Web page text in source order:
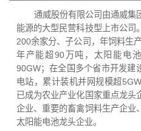
通威股份有限公司由通威集
能源的大型民营科技型上市公司
200余家分、子公司，年饲料生
年产能超90万吨，太阳能电
90GW；在全国多个省市开发建
电站，累计装机并网规模超
已成为农业产业化国家重点龙
企业、重要的畜禽饲料生产企业
太阳能电池龙头企业。